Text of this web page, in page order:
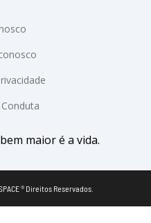
maior é a vida.
® Direitos Reservados.